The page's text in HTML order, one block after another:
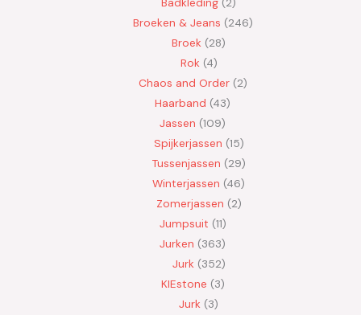
Broeken & Jeans 246
Broek 28
Rok 4
Chaos and Order 2
Haarband 43
Jassen 109
Spijkerjassen 15
Tussenjassen 29
Winterjassen 46
Zomerjassen 2
Jumpsuit 11
Jurken 363
Jurk 352
KIEstone 3
Jurk 3